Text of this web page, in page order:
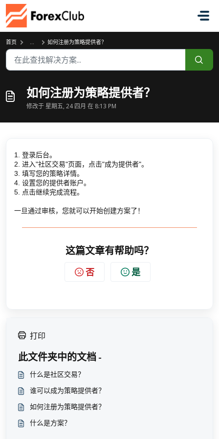
跳过至主要内容
首页 ... 如何注册为策略提供者？
如何注册为策略提供者？
修改于 星期五, 24 四月 在 8:13 PM
1. 登录后台。
2. 进入"社区交易"页面，点击"成为提供者"。
3. 填写您的策略详情。
4. 设置您的提供者账户。
5. 点击继续完成流程。
一旦通过审核，您就可以开始创建方案了！
这篇文章有帮助吗？
否 是
打印
此文件夹中的文档 -
什么是社区交易？
谁可以成为策略提供者？
如何注册为策略提供者？
什么是方案？